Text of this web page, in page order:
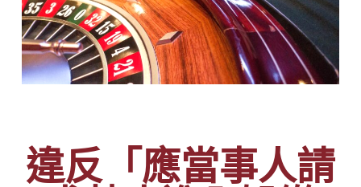
違反「應當事人請